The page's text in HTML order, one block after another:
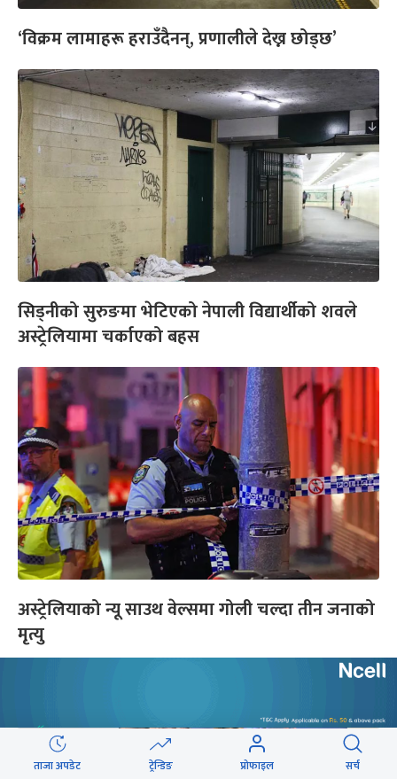
‘विक्रम लामाहरू हराउँदैनन्, प्रणालीले देख्न छोड्छ’
सिड्नीको सुरुङमा भेटिएको नेपाली विद्यार्थीको शवले
अस्ट्रेलियामा चर्काएको बहस
अस्ट्रेलियाको न्यू साउथ वेल्समा गोली चल्दा तीन जनाको
मृत्यु
ताजा अपडेट ट्रेन्डिङ प्रोफाइल सर्च